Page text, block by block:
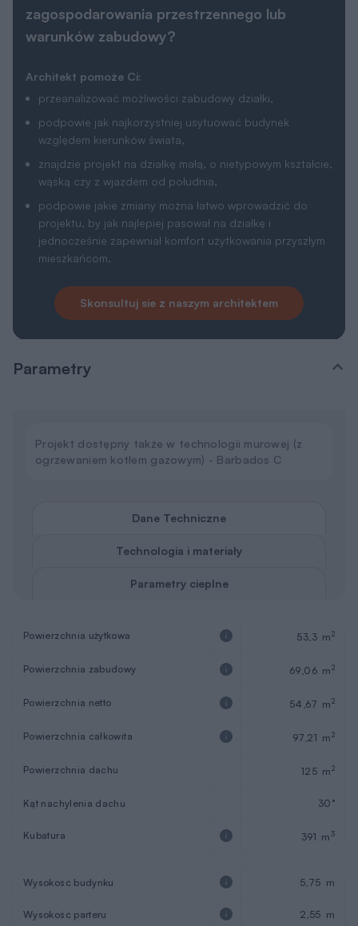
zagospodarowania przestrzennego lub
warunków zabudowy?
Architekt pomoże Ci:
przeanalizować możliwości zabudowy działki,
podpowie jak najkorzystniej usytuować budynek
względem kierunków świata,
znajdzie projekt na działkę małą, o nietypowym kształcie,
wąską czy z wjazdem od południa,
podpowie jakie zmiany można łatwo wprowadzić do
projektu, by jak najlepiej pasował na działkę i
jednocześnie zapewniał komfort użytkowania przyszłym
mieszkańcom.
Skonsultuj sie z naszym architektem
Parametry
Projekt dostępny także w technologii murowej (z
ogrzewaniem kotłem gazowym) - Barbados C
Dane Techniczne
Technologia i materiały
Parametry cieplne
Powierzchnia użytkowa 53,3 m2
Powierzchnia zabudowy 69,06 m2
Powierzchnia netto 54,67 m2
Powierzchnia całkowita 97,21 m2
Powierzchnia dachu 125 m2
Kąt nachylenia dachu 30°
Kubatura 391 m3
Wysokość budynku 5,75 m
Wysokość parteru 2,55 m